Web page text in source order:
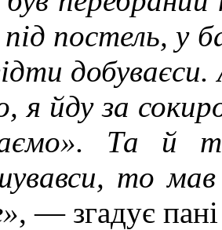
постель, у
я йду за
Та й
то
, — згадує